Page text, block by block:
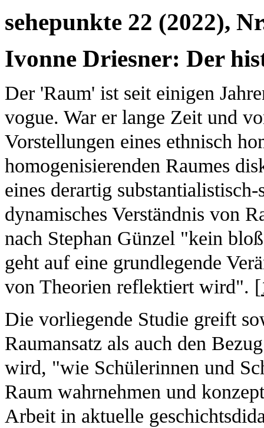
sehepunkte 22 (2022),
Ivonne Driesner: Der
Der 'Raum' ist seit einigen
vogue. War er lange Zeit und
Vorstellungen eines ethnisch
homogenisierenden Raumes
eines derartig
dynamisches Verständnis von
nach Stephan Günzel "kein
geht auf eine grundlegende
von Theorien reflektiert wird". [
Die vorliegende Studie greift
Raumansatz als auch den
wird, "wie Schülerinnen und
Raum wahrnehmen und
Arbeit in aktuelle